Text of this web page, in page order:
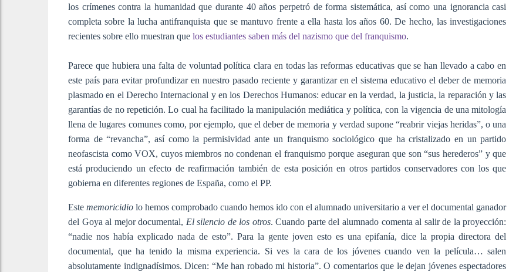
los crímenes contra la humanidad que durante 40 años perpetró de forma sistemática, así como una ignorancia casi
completa sobre la lucha antifranquista que se mantuvo frente a ella hasta los años 60. De hecho, las investigaciones
recientes sobre ello muestran que los estudiantes saben más del nazismo que del franquismo.
Parece que hubiera una falta de voluntad política clara en todas las reformas educativas que se han llevado a cabo en
este país para evitar profundizar en nuestro pasado reciente y garantizar en el sistema educativo el deber de memoria
plasmado en el Derecho Internacional y en los Derechos Humanos: educar en la verdad, la justicia, la reparación y las
garantías de no repetición. Lo cual ha facilitado la manipulación mediática y política, con la vigencia de una mitología
llena de lugares comunes como, por ejemplo, que el deber de memoria y verdad supone “reabrir viejas heridas”, o una
forma de “revancha”, así como la permisividad ante un franquismo sociológico que ha cristalizado en un partido
neofascista como VOX, cuyos miembros no condenan el franquismo porque aseguran que son “sus herederos” y que
está produciendo un efecto de reafirmación también de esta posición en otros partidos conservadores con los que
gobierna en diferentes regiones de España, como el PP.
Estememoricidio lo hemos comprobado cuando hemos ido con el alumnado universitario a ver el documental ganador
del Goya al mejor documental, El silencio de los otros. Cuando parte del alumnado comenta al salir de la proyección:
“nadie nos había explicado nada de esto”. Para la gente joven esto es una epifanía, dice la propia directora del
documental, que ha tenido la misma experiencia. Si ves la cara de los jóvenes cuando ven la película… salen
absolutamente indignadísimos. Dicen: “Me han robado mi historia”. O comentarios que le dejan jóvenes espectadores